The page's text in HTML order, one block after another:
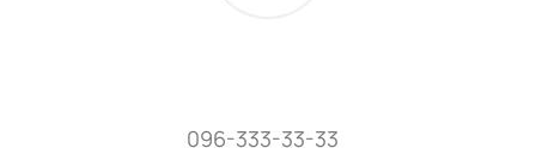
096-333-33-33